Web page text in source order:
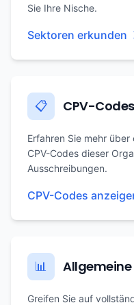
Sie Ihre Nische.
Sektoren erkunden
📋 CPV-Codes
Erfahren Sie mehr
CPV-Codes dieser
Ausschreibungen.
CPV-Codes
📊
Greifen Sie auf